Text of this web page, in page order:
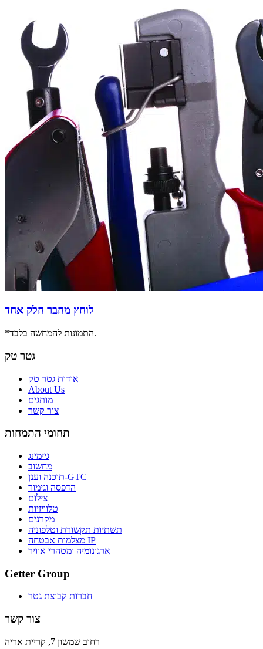
לוחץ מחבר חלק אחד
*התמונות להמחשה בלבד.
גטר טק
אודות גטר טק
About Us
מותגים
צור קשר
תחומי התמחות
גיימינג
מחשוב
תוכנה וענן-GTC
הדפסה וגימור
צילום
טלוויזיות
מקרנים
תשתיות תקשורת וטלפוניה
מצלמות אבטחה IP
ארגונומיה ומטהרי אוויר
Getter Group
חברות קבוצת גטר
צור קשר
רחוב שמשון 7, קריית אריה